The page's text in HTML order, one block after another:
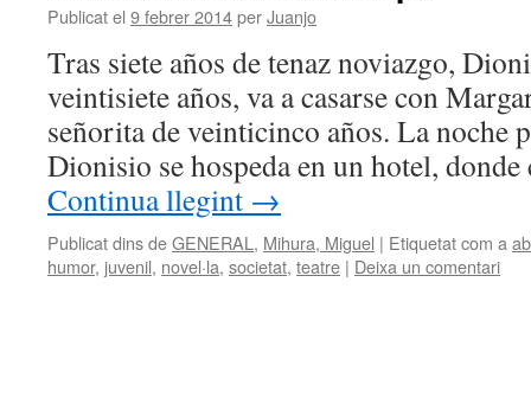
Publicat el 9 febrer 2014perJuanjo
Tras siete años de tenaz noviazgo,
veintisiete años, va a casarse con
señorita de veinticinco años. La noche
Dionisio se hospeda en un hotel,
Continua llegint →
Publicat dins deGENERAL , Mihura, Miguel | Etiquetat com a
humor, juvenil, novel·la, societat, teatre | Deixa un comentari